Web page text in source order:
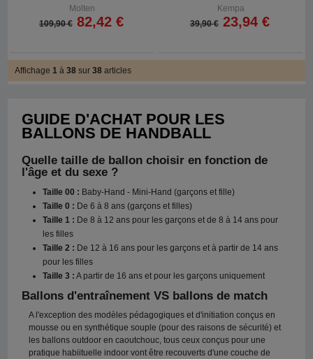
Molten
109,90 € 82,42 €
Kempa
39,90 € 23,94 €
Affichage1à38sur38articles
GUIDE D'ACHAT POUR LES
BALLONS DE HANDBALL
Quelle taille de ballon choisir en fonction de
l'âge et du sexe ?
Taille 00 : Baby-Hand - Mini-Hand (garçons et fille)
Taille 0 : De 6 à 8 ans (garçons et filles)
Taille 1 : De 8 à 12 ans pour les garçons et de 8 à 14 ans pour
les filles
Taille 2 : De 12 à 16 ans pour les garçons et à partir de 14 ans
pour les filles
Taille 3 : A partir de 16 ans et pour les garçons uniquement
Ballons d'entraînement VS ballons de match
A l'exception des modèles pédagogiques et d'initiation conçus en
mousse ou en synthétique souple (pour des raisons de sécurité) et
les ballons outdoor en caoutchouc, tous ceux conçus pour une
pratique habiituelle indoor vont être recouverts d'une couche de